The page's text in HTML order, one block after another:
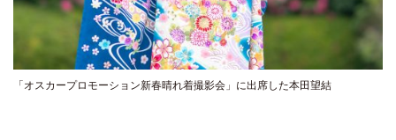
「オスカープロモーション新春晴れ着撮影会」に出席した本田望結